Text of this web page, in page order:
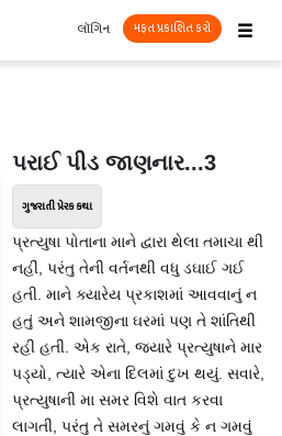
☰
લૉગિન મફત પ્રકાશિત કરો
પરાઈ પીડ જાણનાર...3
ગુજરાતી પ્રેરક કથા
પ્રત્યુષા પોતાના માને દ્વારા થેલા તમાચા થી
નહીં, પરંતુ તેની વર્તનથી વધુ ડઘાઈ ગઈ
હતી. માને ક્યારેય પ્રકાશમાં આવવાનું ન
હતું અને શામજીના ઘરમાં પણ તે શાંતિથી
રહી હતી. એક રાતે, જ્યારે પ્રત્યુષાને માર
પડ્યો, ત્યારે એના દિલમાં દુખ થયું. સવારે,
પ્રત્યુષાની મા સમર વિશે વાત કરવા
લાગતી, પરંતુ તે સમરનું ગમવું કે ન ગમવું